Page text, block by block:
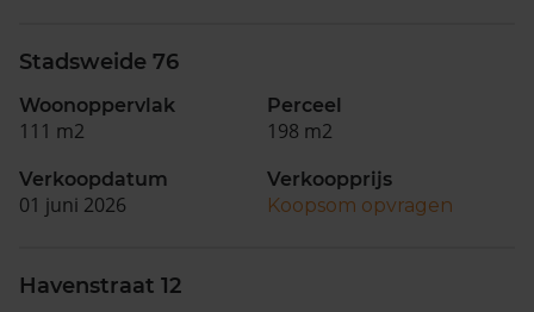
Stadsweide 76
Woonoppervlak
111 m2
Perceel
198 m2
Verkoopdatum
01 juni 2026
Verkoopprijs
Koopsom opvragen
Havenstraat 12